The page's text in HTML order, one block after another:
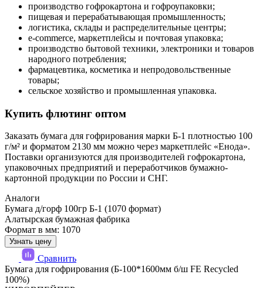
производство гофрокартона и гофроупаковки;
пищевая и перерабатывающая промышленность;
логистика, склады и распределительные центры;
e-commerce, маркетплейсы и почтовая упаковка;
производство бытовой техники, электроники и товаров
народного потребления;
фармацевтика, косметика и непродовольственные
товары;
сельское хозяйство и промышленная упаковка.
Купить флютинг оптом
Заказать бумага для гофрирования марки Б-1 плотностью 100
г/м² и форматом 2130 мм можно через маркетплейс «Енода».
Поставки организуются для производителей гофрокартона,
упаковочных предприятий и переработчиков бумажно-
картонной продукции по России и СНГ.
Аналоги
Бумага д/горф 100гр Б-1 (1070 формат)
Алатырская бумажная фабрика
Формат в мм: 1070
Узнать цену
Сравнить
Бумага для гофрирования (Б-100*1600мм б/ш FE Recycled
100%)